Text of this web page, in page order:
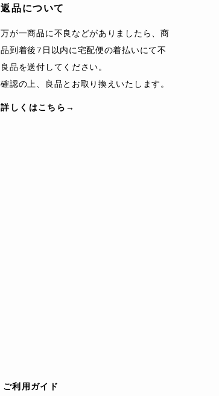
返品について
万が一商品に不良などがありましたら、商
品到着後7日以内に宅配便の着払いにて不
良品を送付してください。
確認の上、良品とお取り換えいたします。
詳しくはこちら→
ご利用ガイド